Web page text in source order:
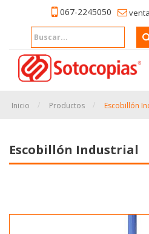
067-2245050
Inicio Productos Escobillón
Escobillón Industrial